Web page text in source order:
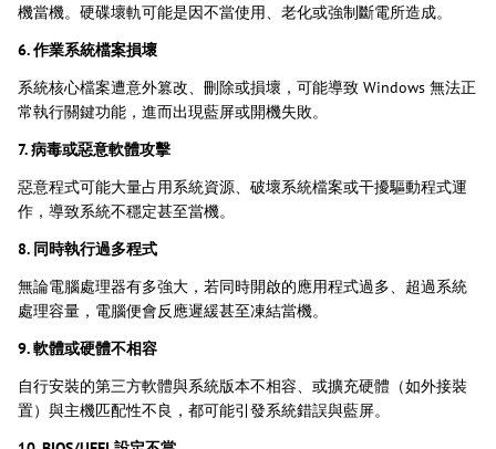
機當機。硬碟壞軌可能是因不當使用、老化或強制斷電所造成。
6. 作業系統檔案損壞
系統核心檔案遭意外篡改、刪除或損壞，可能導致 Windows 無法正
常執行關鍵功能，進而出現藍屏或開機失敗。
7. 病毒或惡意軟體攻擊
惡意程式可能大量占用系統資源、破壞系統檔案或干擾驅動程式運
作，導致系統不穩定甚至當機。
8. 同時執行過多程式
無論電腦處理器有多強大，若同時開啟的應用程式過多、超過系統
處理容量，電腦便會反應遲緩甚至凍結當機。
9. 軟體或硬體不相容
自行安裝的第三方軟體與系統版本不相容、或擴充硬體（如外接裝
置）與主機匹配性不良，都可能引發系統錯誤與藍屏。